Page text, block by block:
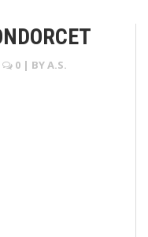
0 | BYA.S.